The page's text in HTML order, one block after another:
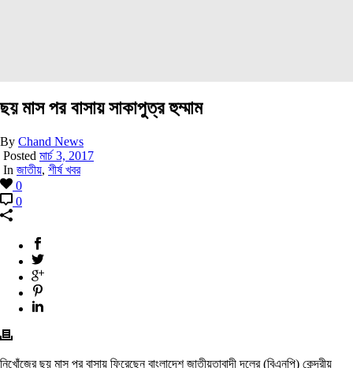
ছয় মাস পর বাসায় সাকাপুত্র হুম্মাম
By Chand News
Posted মার্চ 3, 2017
In জাতীয়, শীর্ষ খবর
0
0
নিখোঁজের ছয় মাস পর বাসায় ফিরেছেন বাংলাদেশ জাতীয়তাবাদী দলের (বিএনপি) কেন্দ্রীয়